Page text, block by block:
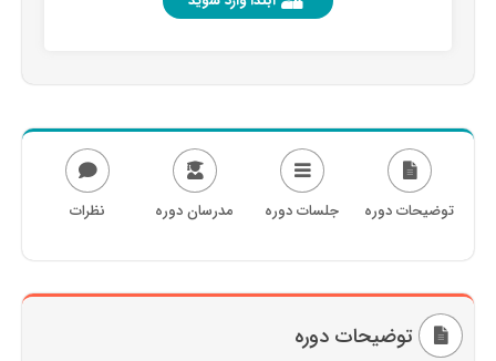
توضیحات دوره جلسات دوره مدرسان دوره نظرات
توضیحات دوره